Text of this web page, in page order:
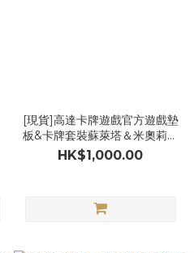
[現貨]高達卡牌遊戲官方遊戲墊
板&卡牌套裝蘇萊塔＆米奧莉奈
[EVX02]
HK$1,000.00